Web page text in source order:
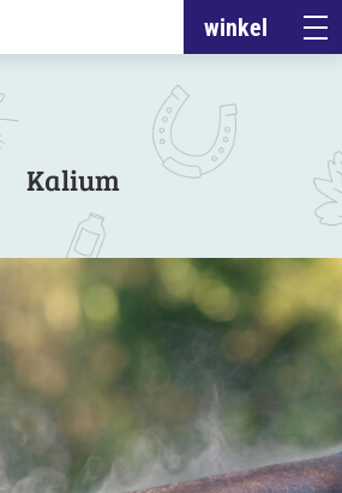
winkel
Kalium